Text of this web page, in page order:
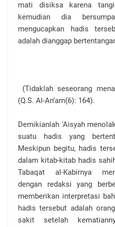
mati disiksa karena
kemudian dia
mengucapkan hadis
adalah dianggap
(Tidaklah seseorang
(Q.S. Al-An’am(6): 164).
Demikianlah ‘Aisyah
suatu hadis yang
Meskipun begitu, hadis
dalam kitab-kitab hadis
Tabaqat al-Kabirnya
dengan redaksi yang
memberikan interpretasi
hadis tersebut adalah
sakit setelah